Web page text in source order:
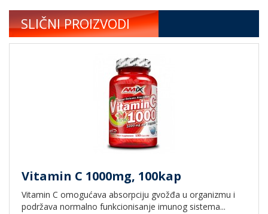
SLIČNI PROIZVODI
Vitamin C 1000mg, 100kap
Vitamin C omogućava absorpciju gvožđa u organizmu i
podržava normalno funkcionisanje imunog sistema...